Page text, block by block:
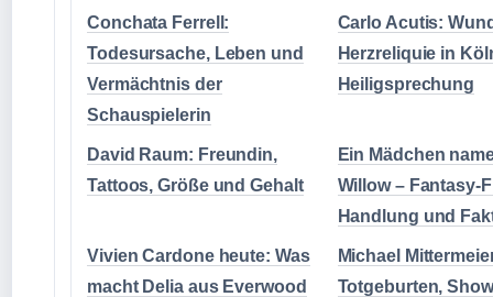
Conchata Ferrell:
Todesursache, Leben und
Vermächtnis der
Schauspielerin
Carlo Acutis:
Herzreliquie in
Heiligsprechung
David Raum: Freundin,
Tattoos, Größe und Gehalt
Ein Mädchen
Willow – Fantasy-
Handlung und
Vivien Cardone heute: Was
macht Delia aus Everwood
Michael
Totgeburten,